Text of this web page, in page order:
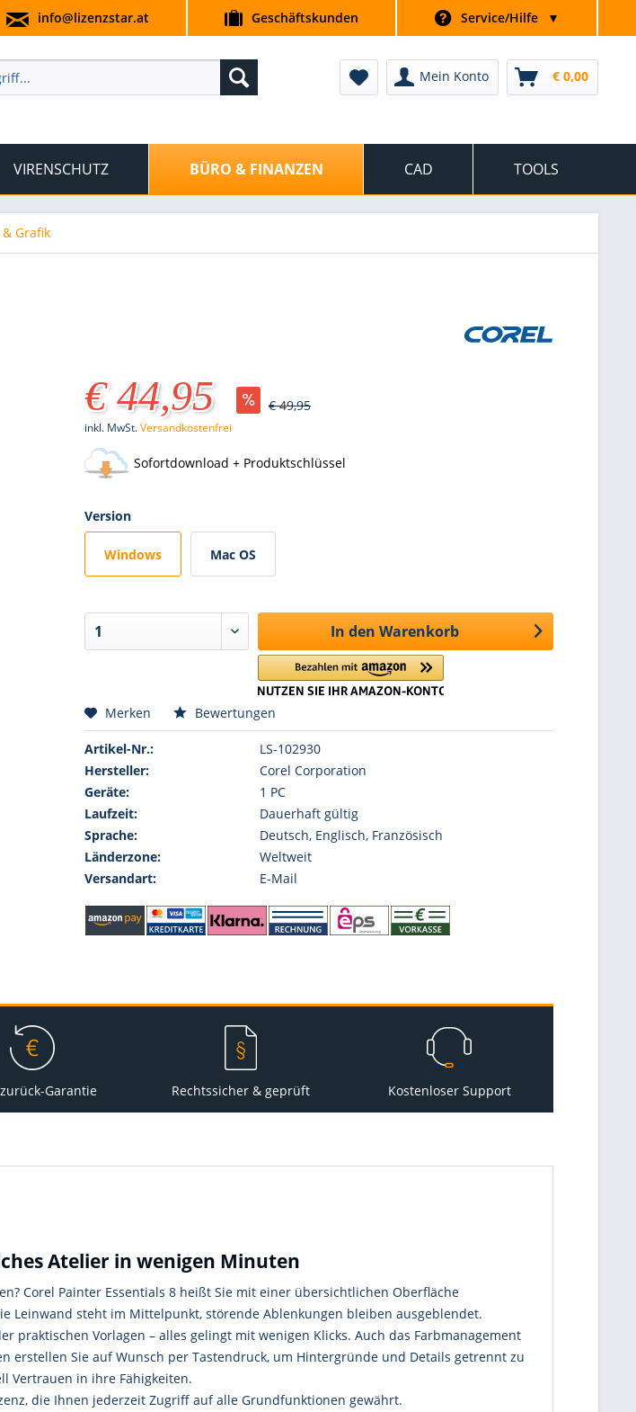
info@lizenzstar.at Geschäftskunden Service/Hilfe ▼
Mein Konto € 0,00
VIRENSCHUTZ BÜRO & FINANZEN CAD TOOLS
Grafik
€ 44,95 € 49,95
inkl. MwSt.Versandkostenfrei
Sofortdownload + Produktschlüssel
Version
Windows Mac OS
In den Warenkorb
Merken Bewertungen
Artikel-Nr.:
LS-102930
Hersteller:
Corel Corporation
Geräte:
1 PC
Laufzeit:
Dauerhaft gültig
Sprache:
Deutsch, Englisch, Französisch
Länderzone:
Weltweit
Versandart:
E-Mail
Garantie Rechtssicher & geprüft Kostenloser Support
Atelier in wenigen Minuten
Corel Painter Essentials 8 heißt Sie mit einer übersichtlichen Oberfläche
Leinwand steht im Mittelpunkt, störende Ablenkungen bleiben ausgeblendet.
praktischen Vorlagen – alles gelingt mit wenigen Klicks. Auch das Farbmanagement
Sie auf Wunsch per Tastendruck, um Hintergründe und Details getrennt zu
Vertrauen in ihre Fähigkeiten.
die Ihnen jederzeit Zugriff auf alle Grundfunktionen gewährt.